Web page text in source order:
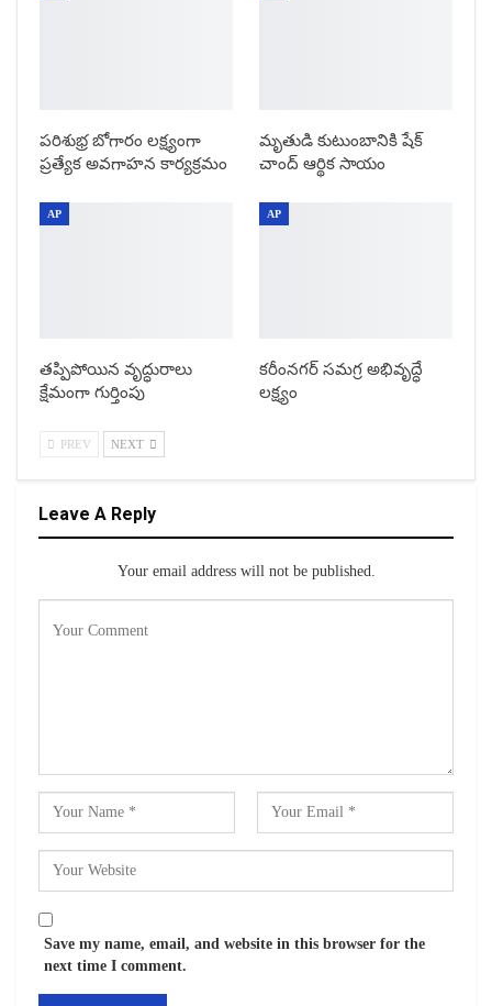
పరిశుభ్ర బోగారం లక్ష్యంగా
ప్రత్యేక అవగాహన కార్యక్రమం
మృతుడి కుటుంబానికి షేక్
చాంద్ ఆర్థిక సాయం
AP
తప్పిపోయిన వృద్ధురాలు
క్షేమంగా గుర్తింపు
AP
కరీంనగర్ సమగ్ర అభివృద్ధే
లక్ష్యం
PREV NEXT
Leave A Reply
Your email address will not be published.
Save my name, email, and website in this browser for the
next time I comment.